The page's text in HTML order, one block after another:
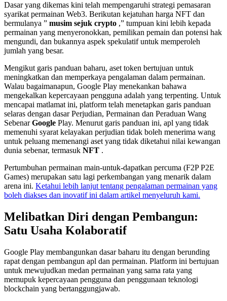
Dasar yang dikemas kini telah mempengaruhi strategi pemasaran
syarikat permainan Web3. Berikutan kejatuhan harga NFT dan
bermulanya ” musim sejuk crypto ,” tumpuan kini lebih kepada
permainan yang menyeronokkan, pemilikan pemain dan potensi hak
mengundi, dan bukannya aspek spekulatif untuk memperoleh
jumlah yang besar.
Mengikut garis panduan baharu, aset token bertujuan untuk
meningkatkan dan memperkaya pengalaman dalam permainan.
Walau bagaimanapun, Google Play menekankan bahawa
mengekalkan kepercayaan pengguna adalah yang terpenting. Untuk
mencapai matlamat ini, platform telah menetapkan garis panduan
selaras dengan dasar Perjudian, Permainan dan Peraduan Wang
SebenarGoogle Play. Menurut garis panduan ini, apl yang tidak
memenuhi syarat kelayakan perjudian tidak boleh menerima wang
untuk peluang memenangi aset yang tidak diketahui nilai kewangan
dunia sebenar, termasuk NFT .
Pertumbuhan permainan main-untuk-dapatkan percuma (F2P P2E
Games) merupakan satu lagi perkembangan yang menarik dalam
arena ini. Ketahui lebih lanjut tentang pengalaman permainan yang
boleh diakses dan inovatif ini dalam artikel menyeluruh kami.
Melibatkan Diri dengan Pembangun:
Satu Usaha Kolaboratif
Google Play membangunkan dasar baharu itu dengan berunding
rapat dengan pembangun apl dan permainan. Platform ini bertujuan
untuk mewujudkan medan permainan yang sama rata yang
memupuk kepercayaan pengguna dan penggunaan teknologi
blockchain yang bertanggungjawab.